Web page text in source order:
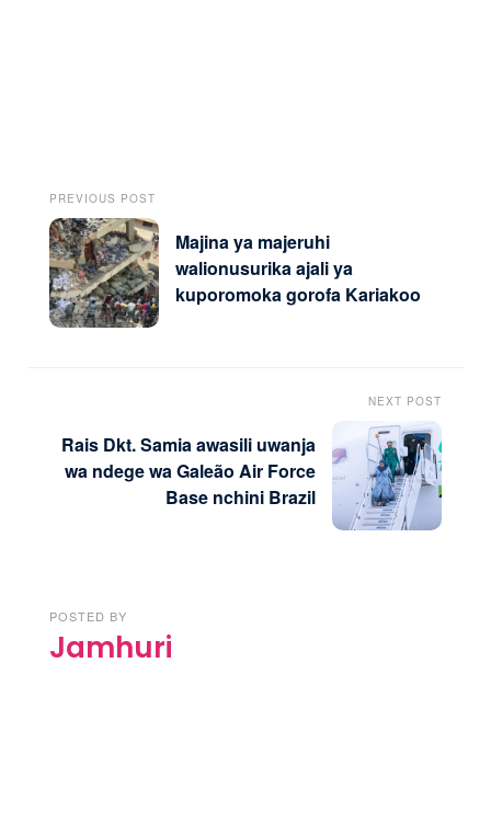
PREVIOUS POST
Majina ya majeruhi
walionusurika ajali ya
kuporomoka gorofa Kariakoo
NEXT POST
Rais Dkt. Samia awasili uwanja
wa ndege wa Galeão Air Force
Base nchini Brazil
POSTED BY
Jamhuri